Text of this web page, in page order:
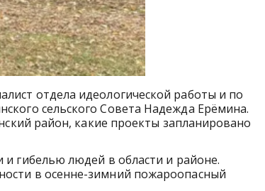
отдела идеологической работы и по
сельского Совета Надежда Ерёмина.
район, какие проекты запланировано
гибелью людей в области и районе.
в осенне-зимний пожароопасный